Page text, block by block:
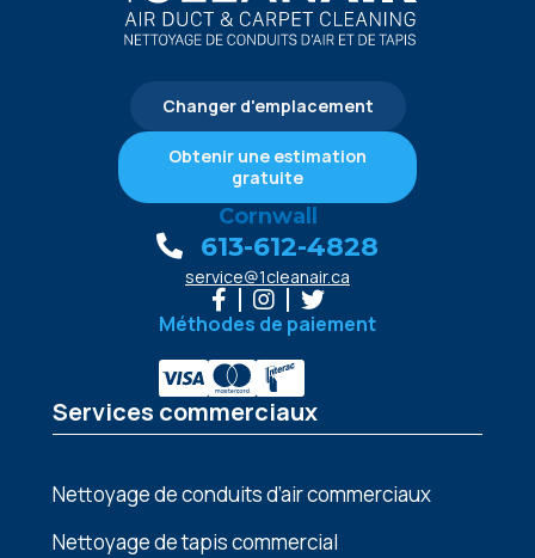
Changer d'emplacement
Obtenir une estimation
gratuite
Cornwall
613-612-4828
service@1cleanair.ca
Méthodes de paiement
Services commerciaux
Nettoyage de conduits d’air commerciaux
Nettoyage de tapis commercial